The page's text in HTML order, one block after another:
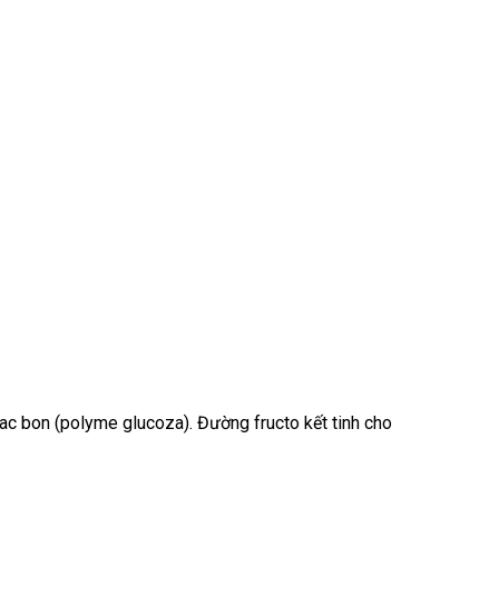
bon (polyme glucoza). Đường fructo kết tinh cho